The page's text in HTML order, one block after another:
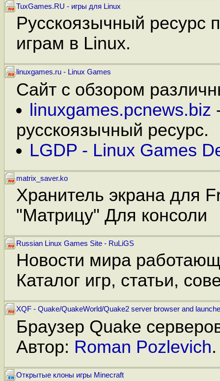
TuxGames.RU - игры для Linux
Русскоязычный ресурс
играм в Linux.
linuxgames.ru - Linux Games
Сайт с обзором
linuxgames.pcnews.biz
русскоязычный ресурс.
LGDP - Linux Games
matrix_saver.ko
Хранитель экрана для
"Матрицу" Для консоли
Russian Linux Games Site - RuLiGS
Новости мира
Каталог игр, статьи,
XQF - Quake/QuakeWorld/Quake2 server browser and
Браузер Quake
Автор: Roman Pozlevich.
Открытые клоны игры Minecraft